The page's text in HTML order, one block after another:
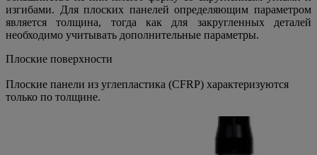
изгибами. Для плоских панелей определяющим параметром
является толщина, тогда как для закругленных деталей
необходимо учитывать дополнительные параметры.
Плоские поверхности
Плоские панели из углепластика (CFRP) характеризуются
только по толщине.